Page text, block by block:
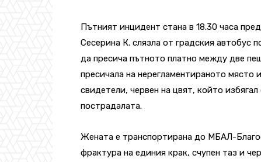
Пътният инцидент стана в 18.30 часа
Сесерина К. слязла от градския автобус
да пресича пътното платно между две
пресичала на нерегламентираното
свидетели, червен на цвят, който
пострадалата.
Жената е транспортирана до МБАЛ-
фрактура на единия крак, счупен таз и